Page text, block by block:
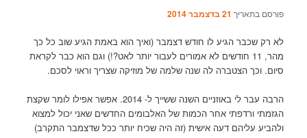
פורסם בתאריך 21 בדצמבר 2014
לא רק שכבר הגיע לו חודש דצמבר (ואיך הוא באמת הגיע שוב כל כך
מהר, 11 חודשים לא אמורים לעבור יותר לאט?!) וגם הוא כבר לקראת
סיום. וכך הצטברה לה שנה שלמה של מוזיקה שצריך וראוי לסכם.
הרבה עבר לי באוזניים השנה ששייך ל- 2014. אפשר אפילו לומר שקצת
הגזמתי ורדפתי אחר הכמות של האלבומים החדשים שאני יכול למצוא
ולהביע עליהם דעה אישית (זה היה שכיח יותר ככל שדצמבר התקרב)